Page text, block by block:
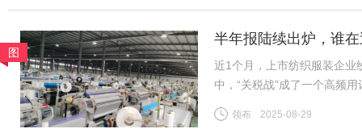
图
半年报陆续出炉，谁
近1个月，上市纺织服装企业
中，“关税战”成了一个高频
关税战到底影响几何？谁在
领布 2025-08-29